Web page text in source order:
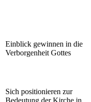
Einblick gewinnen in die
Verborgenheit Gottes
Sich positionieren zur
Bedeutung der Kirche in